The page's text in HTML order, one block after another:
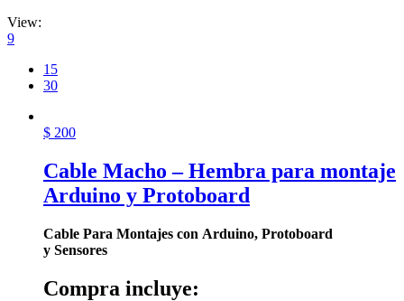
View:
9
15
30
$ 200
Cable Macho – Hembra para montaje
Arduino y Protoboard
Cable Para Montajes con Arduino, Protoboard
y Sensores
Compra incluye: